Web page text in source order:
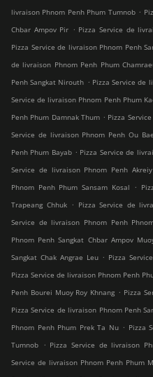
livraison Phnom Penh Phum Tumnob .
Chbar Ampov Pir . Pizza Service de
Pizza Service de livraison Phnom Penh
de livraison Phnom Penh Phum
Penh Sangkat Nirouth . Pizza Service de
Service de livraison Phnom Penh Phum
Penh Phum Damnak Thum . Pizza
Service de livraison Phnom Penh Ou
Penh Phum Bayab . Pizza Service de
Service de livraison Phnom Penh
Phnom Penh Phum Sansam Kosal
.
Trapeang Chhuk
. Pizza Service de
Service de livraison Phnom Penh
Phnom Penh Sangkat Chbar Ampov
Sangkat Chak Angrae Leu . Pizza
Pizza Service de livraison Phnom Penh
Penh Bourei Muoy Roy Khnang . Pizza
Pizza Service de livraison Phnom Penh
Phnom Penh Phum Prek Ta Nu . Pizza
Tumnob
. Pizza Service de livraison
Service de livraison Phnom Penh Phum